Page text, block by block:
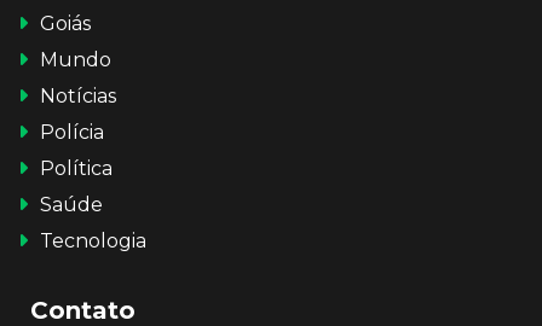
Goiás
Mundo
Notícias
Polícia
Política
Saúde
Tecnologia
Contato